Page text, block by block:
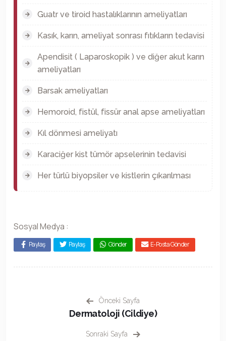
Guatr ve tiroid hastalıklarının ameliyatları
Kasık, karın, ameliyat sonrası fıtıkların tedavisi
Apendisit ( Laparoskopik ) ve diğer akut karın
ameliyatları
Barsak ameliyatları
Hemoroid, fistül, fissür anal apse ameliyatları
Kıl dönmesi ameliyatı
Karaciğer kist tümör apselerinin tedavisi
Her türlü biyopsiler ve kistlerin çıkarılması
Sosyal Medya :
Paylaş Paylaş Gönder E-Posta Gönder
Önceki Sayfa
Dermatoloji (Cildiye)
Sonraki Sayfa